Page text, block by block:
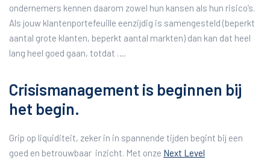
ondernemers kennen daarom zowel hun kansen als hun risico’s.
Als jouw klantenportefeuille eenzijdig is samengesteld (beperkt
aantal grote klanten, beperkt aantal markten) dan kan dat heel
lang heel goed gaan, totdat ….
Crisismanagement is beginnen bij
het begin.
Grip op liquiditeit, zeker in in spannende tijden begint bij een
goed en betrouwbaar inzicht. Met onze Next Level